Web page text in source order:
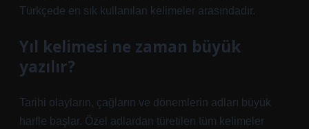
Türkçede en sık kullanılan kelimeler arasındadır.
Yıl kelimesi ne zaman büyük
yazılır?
Tarihi olayların, çağların ve dönemlerin adları büyük
harfle başlar. Özel adlardan türetilen tüm kelimeler